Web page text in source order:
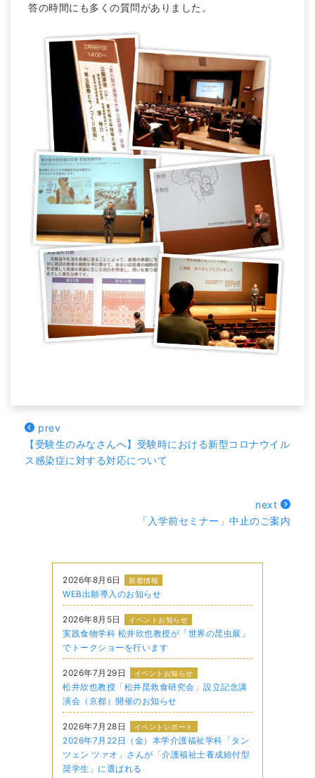
答の時間にも多くの質問がありました。
prev
【受験生のみなさんへ】受験時における新型コロナウイル
ス感染症に対する対応について
next
「入学前セミナー」中止のご案内
2026年8月6日 新着情報
WEB出願導入のお知らせ
2026年8月5日 イベントお知らせ
実践食物学科 松井欣也教授が「世界の昆虫展」
でトークショーを行います
2026年7月29日 イベントお知らせ
松井欣也教授「松井昆救食研究会」設立記念講
演会（京都）開催のお知らせ
2026年7月28日 イベントレポート
2026年7月22日（金）本学介護福祉学科「タン
ツェン ツァオ」さんが「介護福祉士養成給付型
奨学生」に選ばれる